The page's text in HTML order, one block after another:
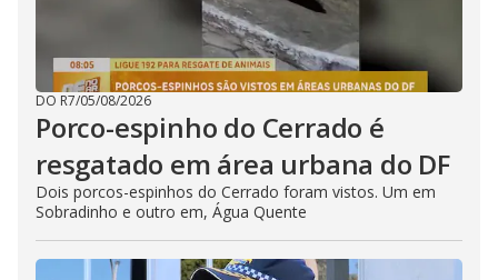
DO R7/05/08/2026
Porco-espinho do Cerrado é
resgatado em área urbana do DF
Dois porcos-espinhos do Cerrado foram vistos. Um em
Sobradinho e outro em, Água Quente